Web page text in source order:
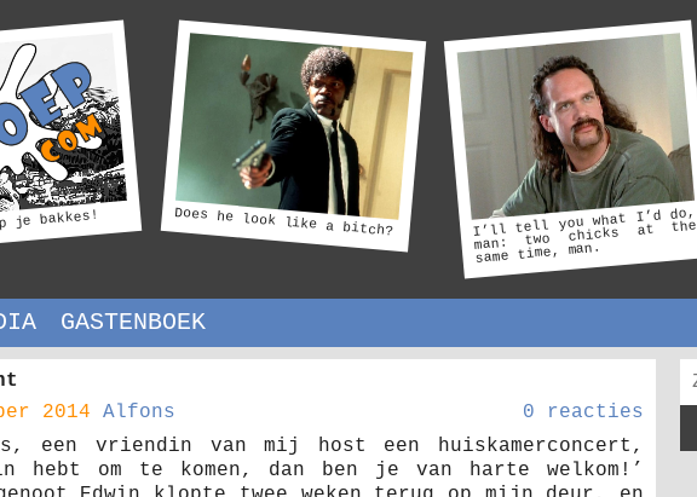
je bakkes! Does he look like a bitch? I’ll tell you what I’d do,
man: two chicks at the
same time, man.
GASTENBOEK
2014
Alfons
0 reacties
een vriendin van mij host een huiskamerconcert,
om te komen, dan ben je van harte welkom!’